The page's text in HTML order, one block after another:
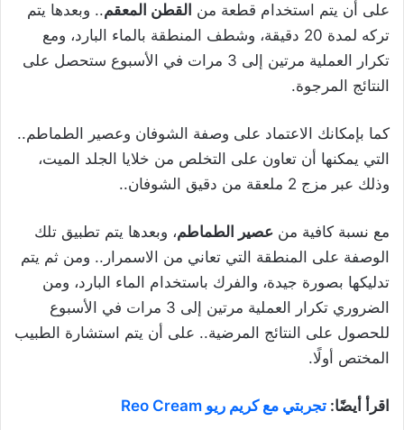
على أن يتم استخدام قطعة من القطن المعقم.. وبعدها يتم
تركه لمدة 20 دقيقة، وشطف المنطقة بالماء البارد، ومع
تكرار العملية مرتين إلى 3 مرات في الأسبوع ستحصل على
النتائج المرجوة.
كما بإمكانك الاعتماد على وصفة الشوفان وعصير الطماطم..
التي يمكنها أن تعاون على التخلص من خلايا الجلد الميت،
وذلك عبر مزج 2 ملعقة من دقيق الشوفان..
مع نسبة كافية من عصير الطماطم، وبعدها يتم تطبيق تلك
الوصفة على المنطقة التي تعاني من الاسمرار.. ومن ثم يتم
تدليكها بصورة جيدة، والفرك باستخدام الماء البارد، ومن
الضروري تكرار العملية مرتين إلى 3 مرات في الأسبوع
للحصول على النتائج المرضية.. على أن يتم استشارة الطبيب
المختص أولًا.
اقرأ أيضًا: تجربتي مع كريم ريو Reo Cream